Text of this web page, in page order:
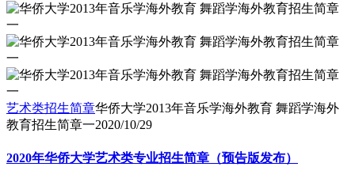
艺术类招生简章华侨大学2013年音乐学海外教育 舞蹈学海外
教育招生简章一2020/10/29
2020年华侨大学艺术类专业招生简章（预告版发布）